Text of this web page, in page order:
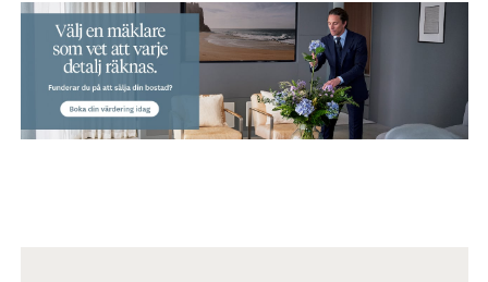
Sovrum:
Parkett på golv och vita väggar.
Badrum:
Helkaklat badrum med vitt kakel på väggarna och grått
klinker på golvet som tillsammans skapar en stilren och